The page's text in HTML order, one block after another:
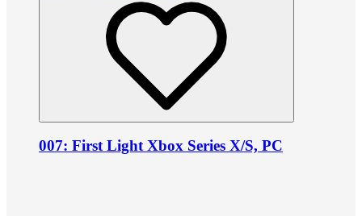
007: First Light Xbox Series X/S, PC